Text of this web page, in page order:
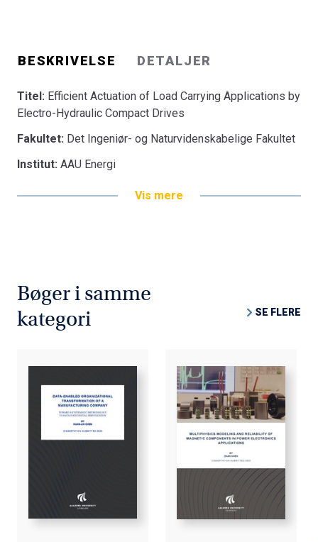
BESKRIVELSE DETALJER
Titel: Efficient Actuation of Load Carrying Applications by
Electro-Hydraulic Compact Drives
Fakultet: Det Ingeniør- og Naturvidenskabelige Fakultet
Institut: AAU Energi
Vis mere
Bøger i samme
kategori
SE FLERE